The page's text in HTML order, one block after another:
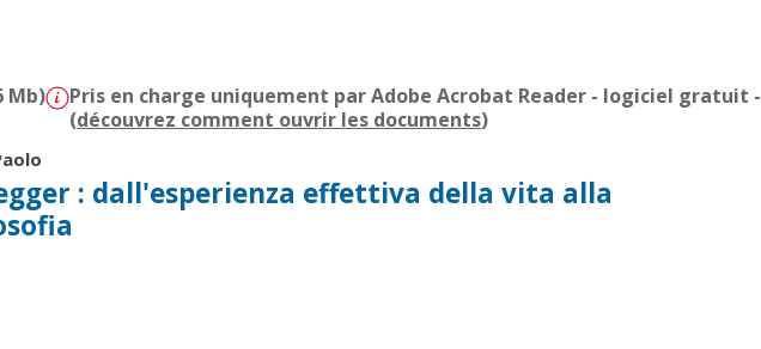
Mb)
Pris en charge uniquement par Adobe Acrobat Reader - logiciel gratuit -
(découvrez comment ouvrir les documents)
: dall'esperienza effettiva della vita alla